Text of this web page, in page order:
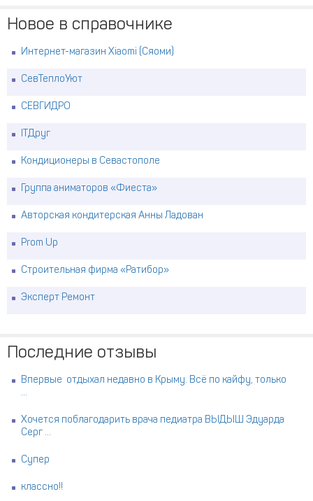
Новое в справочнике
Интернет-магазин Xiaomi (Сяоми)
СевТеплоУют
СЕВГИДРО
ITДруг
Кондиционеры в Севастополе
Группа аниматоров «Фиеста»
Авторская кондитерская Анны Ладован
Prom Up
Строительная фирма «Ратибор»
Эксперт Ремонт
Последние отзывы
Впервые отдыхал недавно в Крыму. Всё по кайфу, только
...
Хочется поблагодарить врача педиатра ВЫДЫШ Эдуарда
Серг ...
Супер
классно!!